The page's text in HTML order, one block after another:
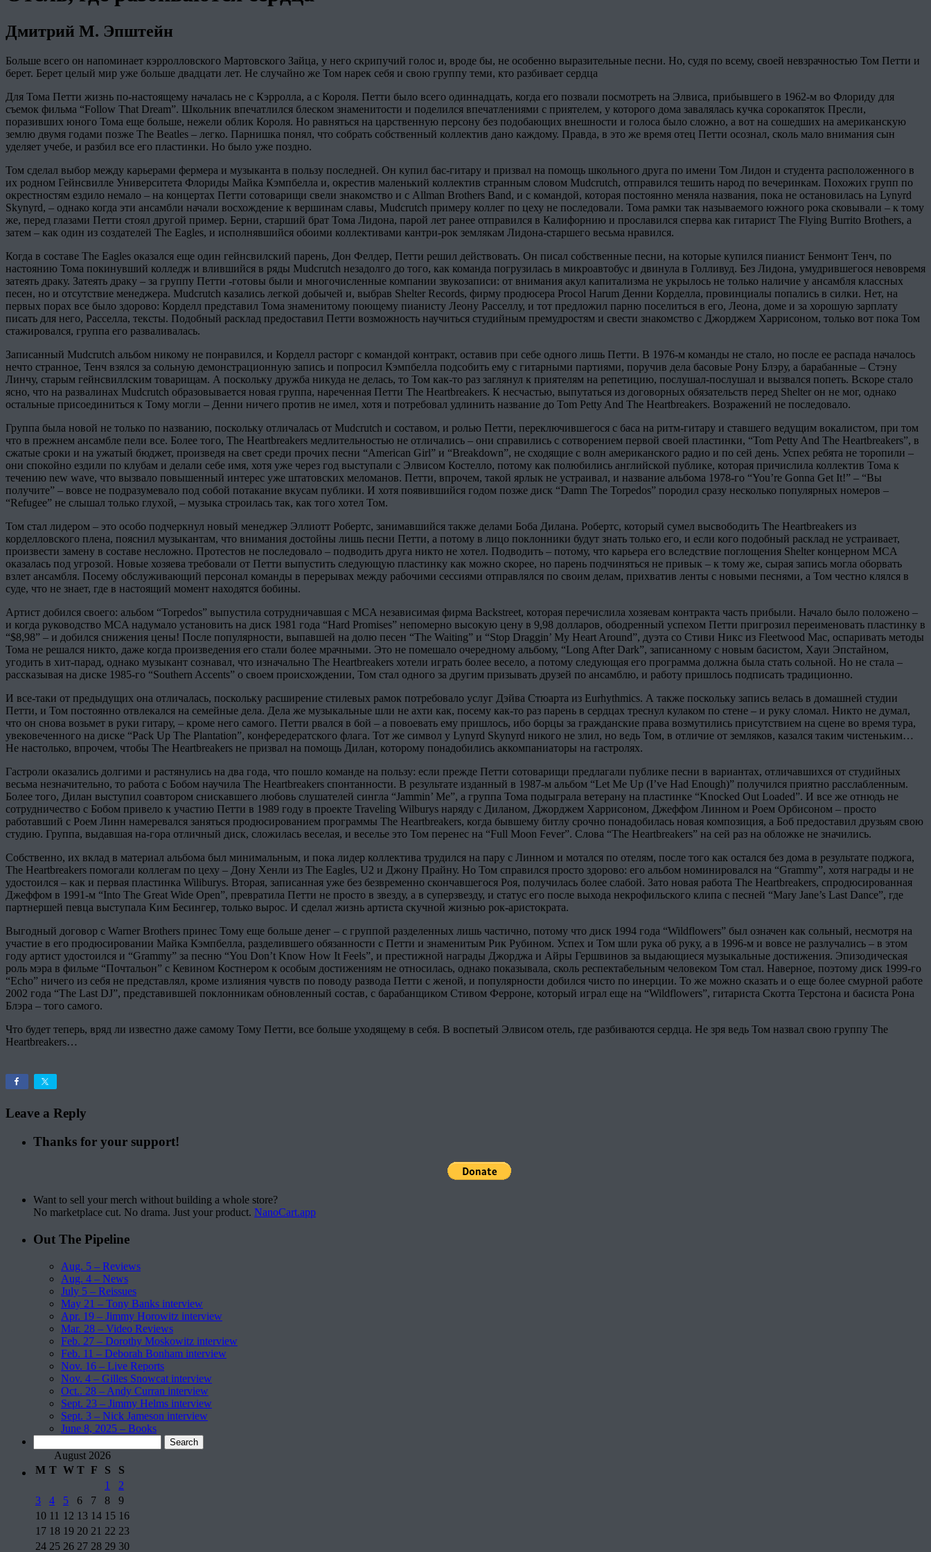
Дмитрий М. Эпштейн
Больше всего он напоминает кэрролловского Мартовского Зайца, у него скрипучий голос и, вроде бы, не особенно выразительные песни. Но, судя по всему, своей невзрачностью Том Петти и
берет. Берет целый мир уже больше двадцати лет. Не случайно же Том нарек себя и свою группу теми, кто разбивает сердца
Для Тома Петти жизнь по-настоящему началась не с Кэрролла, а с Короля. Петти было всего одиннадцать, когда его позвали посмотреть на Элвиса, прибывшего в 1962-м во Флориду для
съемок фильма “Follow That Dream”. Школьник впечатлился блеском знаменитости и поделился впечатлениями с приятелем, у которого дома завалялась кучка сорокапяток Пресли,
поразивших юного Тома еще больше, нежели облик Короля. Но равняться на царственную персону без подобающих внешности и голоса было сложно, а вот на сошедших на американскую
землю двумя годами позже The Beatles – легко. Парнишка понял, что собрать собственный коллектив дано каждому. Правда, в это же время отец Петти осознал, сколь мало внимания сын
уделяет учебе, и разбил все его пластинки. Но было уже поздно.
Том сделал выбор между карьерами фермера и музыканта в пользу последней. Он купил бас-гитару и призвал на помощь школьного друга по имени Том Лидон и студента расположенного в
их родном Гейнсвилле Университета Флориды Майка Кэмпбелла и, окрестив маленький коллектив странным словом Mudcrutch, отправился тешить народ по вечеринкам. Похожих групп по
окрестностям ездило немало – на концертах Петти сотоварищи свели знакомство и с Allman Brothers Band, и с командой, которая постоянно меняла названия, пока не остановилась на Lynyrd
Skynyrd, – однако когда эти ансамбли начали восхождение к вершинам славы, Mudcrutch примеру коллег по цеху не последовали. Тома рамки так называемого южного рока сковывали – к тому
же, перед глазами Петти стоял другой пример. Берни, старший брат Тома Лидона, парой лет ранее отправился в Калифорнию и прославился сперва как гитарист The Flying Burrito Brothers, а
затем – как один из создателей The Eagles, и исполнявшийся обоими коллективами кантри-рок землякам Лидона-старшего весьма нравился.
Когда в составе The Eagles оказался еще один гейнсвилский парень, Дон Фелдер, Петти решил действовать. Он писал собственные песни, на которые купился пианист Бенмонт Тенч, по
настоянию Тома покинувший колледж и влившийся в ряды Mudcrutch незадолго до того, как команда погрузилась в микроавтобус и двинула в Голливуд. Без Лидона, умудрившегося невовремя
затеять драку. Затеять драку – за группу Петти -готовы были и многочисленные компании звукозаписи: от внимания акул капитализма не укрылось не только наличие у ансамбля классных
песен, но и отсутствие менеджера. Mudcrutch казались легкой добычей и, выбрав Shelter Records, фирму продюсера Procol Harum Денни Корделла, провинциалы попались в силки. Нет, на
первых порах все было здорово: Корделл представил Тома знаменитому поющему пианисту Леону Расселлу, и тот предложил парню поселиться в его, Леона, доме и за хорошую зарплату
писать для него, Расселла, тексты. Подобный расклад предоставил Петти возможность научиться студийным премудростям и свести знакомство с Джорджем Харрисоном, только вот пока Том
стажировался, группа его разваливалась.
Записанный Mudcrutch альбом никому не понравился, и Корделл расторг с командой контракт, оставив при себе одного лишь Петти. В 1976-м команды не стало, но после ее распада началось
нечто странное, Тенч взялся за сольную демонстрационную запись и попросил Кэмпбелла подсобить ему с гитарными партиями, поручив дела басовые Рону Блэру, а барабанные – Стэну
Линчу, старым гейнсвиллским товарищам. А поскольку дружба никуда не делась, то Том как-то раз заглянул к приятелям на репетицию, послушал-послушал и вызвался попеть. Вскоре стало
ясно, что на развалинах Mudcrutch образовывается новая группа, нареченная Петти The Heartbreakers. К несчастью, выпутаться из договорных обязательств перед Shelter он не мог, однако
остальные присоединиться к Тому могли – Денни ничего против не имел, хотя и потребовал удлинить название до Tom Petty And The Heartbreakers. Возражений не последовало.
Группа была новой не только по названию, поскольку отличалась от Mudcrutch и составом, и ролью Петти, переключившегося с баса на ритм-гитару и ставшего ведущим вокалистом, при том
что в прежнем ансамбле пели все. Более того, The Heartbreakers медлительностью не отличались – они справились с сотворением первой своей пластинки, “Tom Petty And The Heartbreakers”, в
сжатые сроки и на ужатый бюджет, произведя на свет среди прочих песни “American Girl” и “Breakdown”, не сходящие с волн американского радио и по сей день. Успех ребята не торопили –
они спокойно ездили по клубам и делали себе имя, хотя уже через год выступали с Элвисом Костелло, потому как полюбились английской публике, которая причислила коллектив Тома к
течению new wave, что вызвало повышенный интерес уже штатовских меломанов. Петти, впрочем, такой ярлык не устраивал, и название альбома 1978-го “You’re Gonna Get It!” – “Вы
получите” – вовсе не подразумевало под собой потакание вкусам публики. И хотя появившийся годом позже диск “Damn The Torpedos” породил сразу несколько популярных номеров –
“Refugee” не слышал только глухой, – музыка строилась так, как того хотел Том.
Том стал лидером – это особо подчеркнул новый менеджер Эллиотт Робертс, занимавшийся также делами Боба Дилана. Робертс, который сумел высвободить The Heartbreakers из
корделловского плена, пояснил музыкантам, что внимания достойны лишь песни Петти, а потому в лицо поклонники будут знать только его, и если кого подобный расклад не устраивает,
произвести замену в составе несложно. Протестов не последовало – подводить друга никто не хотел. Подводить – потому, что карьера его вследствие поглощения Shelter концерном MCA
оказалась под угрозой. Новые хозяева требовали от Петти выпустить следующую пластинку как можно скорее, но парень подчиняться не привык – к тому же, сырая запись могла оборвать
взлет ансамбля. Посему обслуживающий персонал команды в перерывах между рабочими сессиями отправлялся по своим делам, прихватив ленты с новыми песнями, а Том честно клялся в
суде, что не знает, где в настоящий момент находятся бобины.
Артист добился своего: альбом “Torpedos” выпустила сотрудничавшая с MCA независимая фирма Backstreet, которая перечислила хозяевам контракта часть прибыли. Начало было положено –
и когда руководство MCA надумало установить на диск 1981 года “Hard Promises” непомерно высокую цену в 9,98 долларов, ободренный успехом Петти пригрозил переименовать пластинку в
“$8,98” – и добился снижения цены! После популярности, выпавшей на долю песен “The Waiting” и “Stop Draggin’ My Heart Around”, дуэта со Стиви Никс из Fleetwood Mac, оспаривать методы
Тома не решался никто, даже когда произведения его стали более мрачными. Это не помешало очередному альбому, “Long After Dark”, записанному с новым басистом, Хауи Эпстайном,
угодить в хит-парад, однако музыкант сознавал, что изначально The Heartbreakers хотели играть более весело, а потому следующая его программа должна была стать сольной. Но не стала –
рассказывая на диске 1985-го “Southern Accents” о своем происхождении, Том стал одного за другим призывать друзей по ансамблю, и работу пришлось подписать традиционно.
И все-таки от предыдущих она отличалась, поскольку расширение стилевых рамок потребовало услуг Дэйва Стюарта из Eurhythmics. А также поскольку запись велась в домашней студии
Петти, и Том постоянно отвлекался на семейные дела. Дела же музыкальные шли не ахти как, посему как-то раз парень в сердцах треснул кулаком по стене – и руку сломал. Никто не думал,
что он снова возьмет в руки гитару, – кроме него самого. Петти рвался в бой – а повоевать ему пришлось, ибо борцы за гражданские права возмутились присутствием на сцене во время тура,
увековеченного на диске “Pack Up The Plantation”, конфередератского флага. Тот же символ у Lynyrd Skynyrd никого не злил, но ведь Том, в отличие от земляков, казался таким чистеньким…
Не настолько, впрочем, чтобы The Heartbreakers не призвал на помощь Дилан, которому понадобились аккомпаниаторы на гастролях.
Гастроли оказались долгими и растянулись на два года, что пошло команде на пользу: если прежде Петти сотоварищи предлагали публике песни в вариантах, отличавшихся от студийных
весьма незначительно, то работа с Бобом научила The Heartbreakers спонтанности. В результате изданный в 1987-м альбом “Let Me Up (I’ve Had Enough)” получился приятно расслабленным.
Более того, Дилан выступил соавтором снискавшего любовь слушателей сингла “Jammin’ Me”, а группа Тома подыграла ветерану на пластинке “Knocked Out Loaded”. И все же отнюдь не
сотрудничество с Бобом привело к участию Петти в 1989 году в проекте Traveling Wilburys наряду с Диланом, Джорджем Харрисоном, Джеффом Линном и Роем Орбисоном – просто
работавший с Роем Линн намеревался заняться продюсированием программы The Heartbreakers, когда бывшему битлу срочно понадобилась новая композиция, а Боб предоставил друзьям свою
студию. Группа, выдавшая на-гора отличный диск, сложилась веселая, и веселье это Том перенес на “Full Moon Fever”. Слова “The Heartbreakers” на сей раз на обложке не значились.
Собственно, их вклад в материал альбома был минимальным, и пока лидер коллектива трудился на пару с Линном и мотался по отелям, после того как остался без дома в результате поджога,
The Heartbreakers помогали коллегам по цеху – Дону Хенли из The Eagles, U2 и Джону Прайну. Но Том справился просто здорово: его альбом номинировался на “Grammy”, хотя награды и не
удостоился – как и первая пластинка Wiliburys. Вторая, записанная уже без безвременно скончавшегося Роя, получилась более слабой. Зато новая работа The Heartbreakers, спродюсированная
Джеффом в 1991-м “Into The Great Wide Open”, превратила Петти не просто в звезду, а в суперзвезду, и статус его после выхода некрофильского клипа с песней “Mary Jane’s Last Dance”, где
партнершей певца выступала Ким Бесингер, только вырос. И сделал жизнь артиста скучной жизнью рок-аристократа.
Выгодный договор с Warner Brothers принес Тому еще больше денег – с группой разделенных лишь частично, потому что диск 1994 года “Wildflowers” был означен как сольный, несмотря на
участие в его продюсировании Майка Кэмпбелла, разделившего обязанности с Петти и знаменитым Рик Рубином. Успех и Том шли рука об руку, а в 1996-м и вовсе не разлучались – в этом
году артист удостоился и “Grammy” за песню “You Don’t Know How It Feels”, и престижной награды Джорджа и Айры Гершвинов за выдающиеся музыкальные достижения. Эпизодическая
роль мэра в фильме “Почтальон” с Кевином Костнером к особым достижениям не относилась, однако показывала, сколь респектабельным человеком Том стал. Наверное, поэтому диск 1999-го
“Echo” ничего из себя не представлял, кроме излияния чувств по поводу развода Петти с женой, и популярности добился чисто по инерции. То же можно сказать и о еще более смурной работе
2002 года “The Last DJ”, представившей поклонникам обновленный состав, с барабанщиком Стивом Ферроне, который играл еще на “Wildflowers”, гитариста Скотта Терстона и басиста Рона
Блэра – того самого.
Что будет теперь, вряд ли известно даже самому Тому Петти, все больше уходящему в себя. В воспетый Элвисом отель, где разбиваются сердца. Не зря ведь Том назвал свою группу The
Heartbreakers…
Leave a Reply
Thanks for your support!
Want to sell your merch without building a whole store?
No marketplace cut. No drama. Just your product. NanoCart.app
Out The Pipeline
Aug. 5 – Reviews
Aug. 4 – News
July 5 – Reissues
May 21 – Tony Banks interview
Apr. 19 – Jimmy Horowitz interview
Mar. 28 – Video Reviews
Feb. 27 – Dorothy Moskowitz interview
Feb. 11 – Deborah Bonham interview
Nov. 16 – Live Reports
Nov. 4 – Gilles Snowcat interview
Oct.. 28 – Andy Curran interview
Sept. 23 – Jimmy Helms interview
Sept. 3 – Nick Jameson interview
June 8, 2025 – Books
for: August 2026
M T W T F S
S
1
2
3
4 5 6 7 8
9
10 11 12 13 14 15 16
17 18 19 20 21 22 23
24 25 26 27 28 29 30